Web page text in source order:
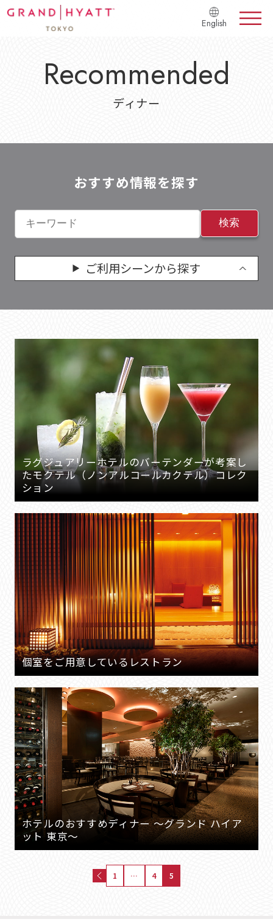
English
Recommended
ディナー
おすすめ情報を探す
検索
ご利用シーンから探す
ラグジュアリーホテルのバーテンダーが考案し
たモクテル（ノンアルコールカクテル）コレク
ション
個室をご用意しているレストラン
ホテルのおすすめディナー ～グランド ハイア
ット 東京～
1 … 4 5